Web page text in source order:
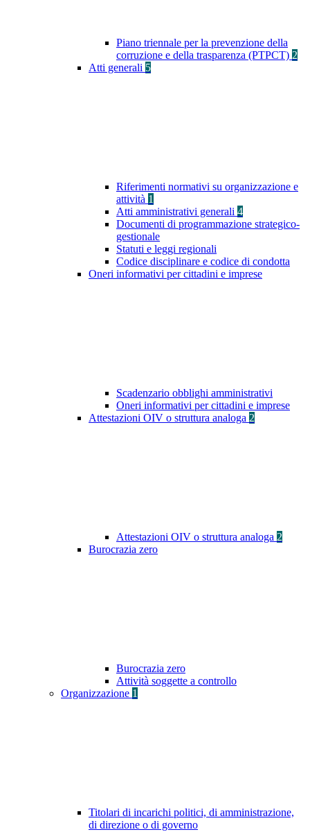
Piano triennale per la prevenzione della
corruzione e della trasparenza (PTPCT) 2
Atti generali 5
Riferimenti normativi su organizzazione e
attività 1
Atti amministrativi generali 4
Documenti di programmazione strategico-
gestionale
Statuti e leggi regionali
Codice disciplinare e codice di condotta
Oneri informativi per cittadini e imprese
Scadenzario obblighi amministrativi
Oneri informativi per cittadini e imprese
Attestazioni OIV o struttura analoga 2
Attestazioni OIV o struttura analoga 2
Burocrazia zero
Burocrazia zero
Attività soggette a controllo
Organizzazione 1
Titolari di incarichi politici, di amministrazione,
di direzione o di governo